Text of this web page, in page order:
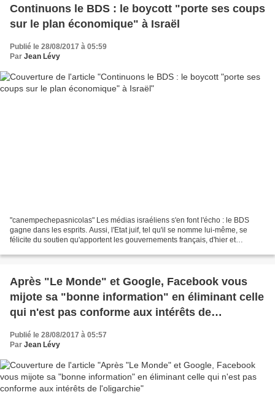
Continuons le BDS : le boycott "porte ses coups
sur le plan économique" à Israël
Publié le 28/08/2017 à 05:59
Par Jean Lévy
"canempechepasnicolas" Les médias israéliens s'en font l'écho : le BDS
gagne dans les esprits. Aussi, l'Etat juif, tel qu'il se nomme lui-même, se
félicite du soutien qu'apportent les gouvernements français, d'hier et
Après "Le Monde" et Google, Facebook vous
mijote sa "bonne information" en éliminant celle
qui n'est pas conforme aux intérêts de
l'oligarchie
Publié le 28/08/2017 à 05:57
Par Jean Lévy